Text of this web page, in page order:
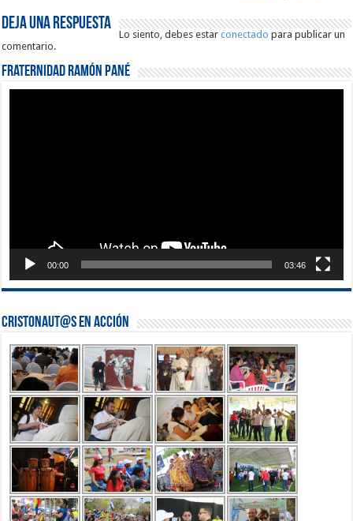
Deja una respuesta
Lo siento, debes estarconectado para publicar un
comentario.
Fraternidad Ramón Pané
00:00 03:46
Cristonaut@s en Acción